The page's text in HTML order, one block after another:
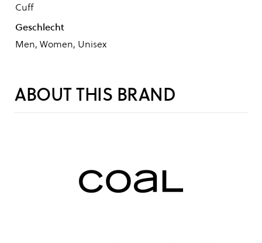
Cuff
Geschlecht
Men, Women, Unisex
ABOUT THIS BRAND